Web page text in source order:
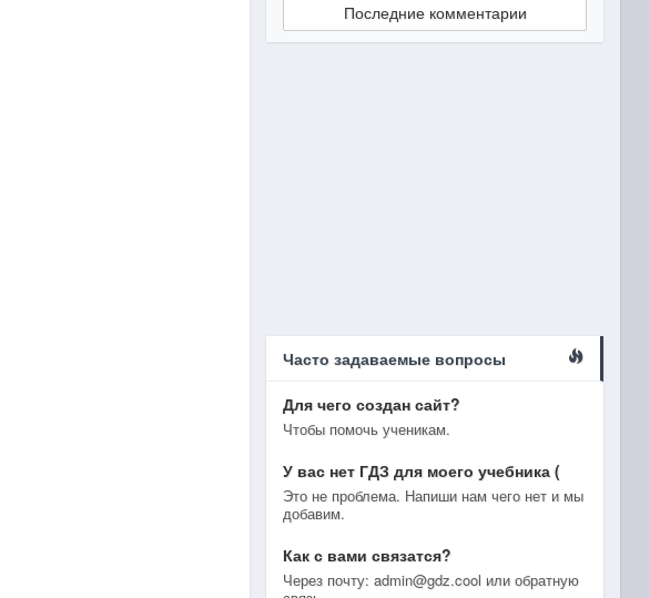
Последние комментарии
Часто задаваемые вопросы
Для чего создан сайт?
Чтобы помочь ученикам.
У вас нет ГДЗ для моего учебника (
Это не проблема. Напиши нам чего нет и мы
добавим.
Как с вами связатся?
Через почту: admin@gdz.cool или обратную